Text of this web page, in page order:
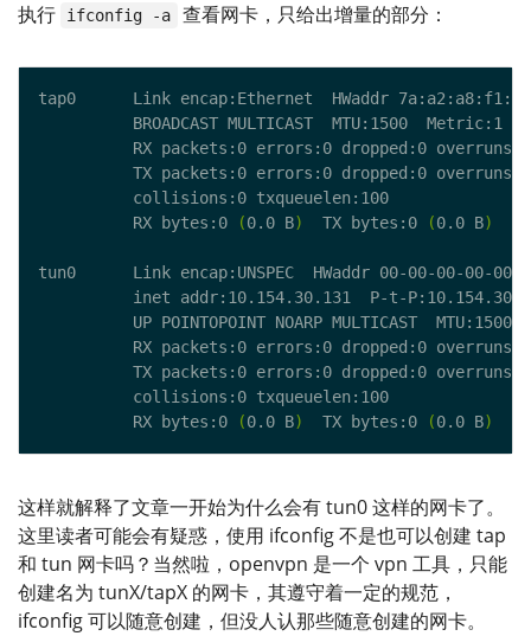
执行 ifconfig -a 查看网卡，只给出增量的部分：
          RX bytes:0
(0.0 B)
  TX bytes:0
(0.0 B)
          RX bytes:0
(0.0 B)
  TX bytes:0
(0.0 B)
这样就解释了文章一开始为什么会有 tun0 这样的网卡了。
这里读者可能会有疑惑，使用 ifconfig 不是也可以创建 tap
和 tun 网卡吗？当然啦，openvpn 是一个 vpn 工具，只能
创建名为 tunX/tapX 的网卡，其遵守着一定的规范，
ifconfig 可以随意创建，但没人认那些随意创建的网卡。